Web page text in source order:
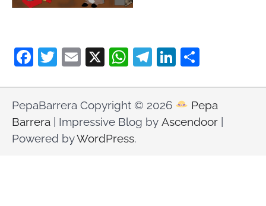
Facebook
Twitter
Email
X WhatsApp
Telegram
LinkedIn
PepaBarrera Copyright © 2026
Pepa
Barrera | Impressive Blog by Ascendoor |
Powered byWordPress.